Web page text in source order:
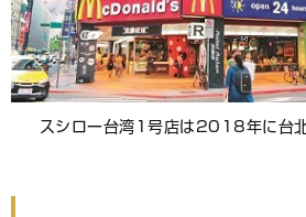
スシロー台湾1号店は2018年に台